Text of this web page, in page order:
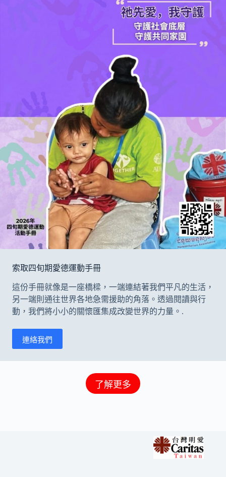
索取四旬期愛德運動手冊
這份⼿冊就像是⼀座橋樑，⼀端連結著我們平凡的⽣活，
另⼀端則通往世界各地急需援助的角落。透過閱讀與⾏
動，我們將⼩⼩的關懷匯集成改變世界的⼒量。.
連絡我們
了解更多